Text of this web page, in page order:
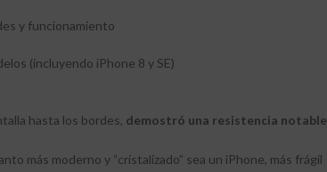
y funcionamiento
(incluyendo iPhone 8 y SE)
hasta los bordes, demostró una resistencia notable
más moderno y “cristalizado” sea un iPhone, más frágil